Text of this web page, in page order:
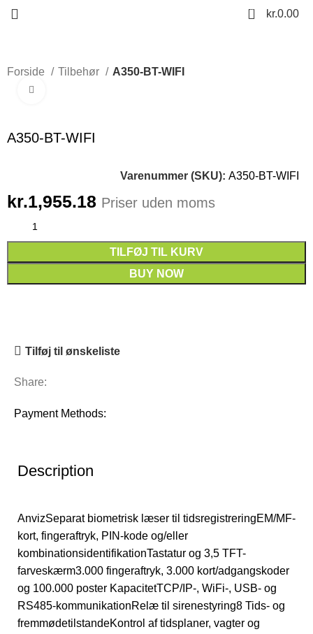
0 kr.0.00
Forside Tilbehør A350-BT-WIFI
A350-BT-WIFI
Varenummer (SKU): A350-BT-WIFI
kr.1,955.18 Priser uden moms
TILFØJ TIL KURV
BUY NOW
Tilføj til ønskeliste
Share:
Payment Methods:
Description
AnvizSeparat biometrisk læser til tidsregistreringEM/MF-
kort, fingeraftryk, PIN-kode og/eller
kombinationsidentifikationTastatur og 3,5 TFT-
farveskærm3.000 fingeraftryk, 3.000 kort/adgangskoder
og 100.000 poster KapacitetTCP/IP-, WiFi-, USB- og
RS485-kommunikationRelæ til sirenestyring8 Tids- og
fremmødetilstandeKontrol af tidsplaner, vagter og